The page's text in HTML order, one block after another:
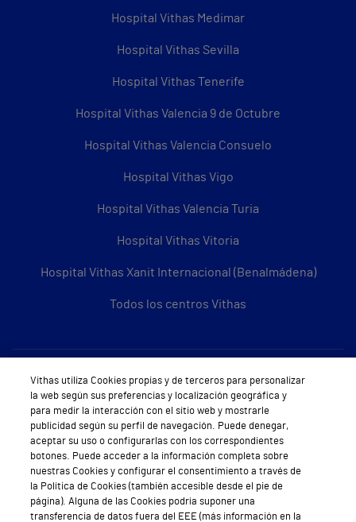
Hospital Vithas Medimar
Hospital Vithas Sevilla
Hospital Vithas Tenerife
Hospital Vithas Valencia 9 de Octubre
Hospital Vithas Valencia Consuelo
Hospital Vithas Vigo
Hospital Vithas Valencia Turia
Hospital Vithas Vitoria
Hospital Vithas Xanit Internacional (Benalmádena)
Todos los centros Vithas
Sobre Vithas
Quiénes somos
Trabajar en Vithas
Teléfono Cita Médica
Teléfono Atención al Cliente
Vithas utiliza Cookies propias y de terceros para personalizar
la web según sus preferencias y localización geográfica y
para medir la interacción con el sitio web y mostrarle
publicidad según su perfil de navegación. Puede denegar,
aceptar su uso o configurarlas con los correspondientes
botones. Puede acceder a la información completa sobre
nuestras Cookies y configurar el consentimiento a través de
la Política de Cookies (también accesible desde el pie de
página). Alguna de las Cookies podría suponer una
transferencia de datos fuera del EEE (más información en la